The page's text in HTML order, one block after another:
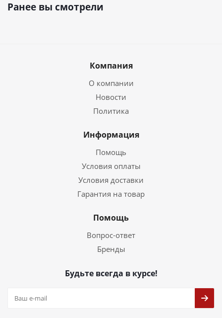
Ранее вы смотрели
Компания
О компании
Новости
Политика
Информация
Помощь
Условия оплаты
Условия доставки
Гарантия на товар
Помощь
Вопрос-ответ
Бренды
Будьте всегда в курсе!